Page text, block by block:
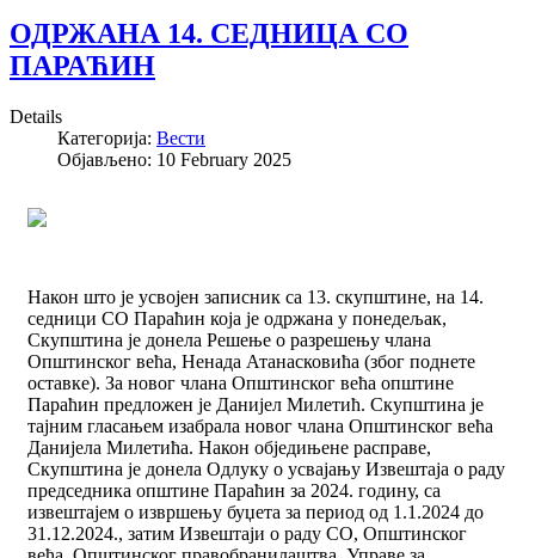
ОДРЖАНА 14. СЕДНИЦА СО
ПАРАЋИН
Details
Категорија: Вести
Објављено: 10 February 2025
Након што је усвојен записник са 13. скупштине, на 14.
седници СО Параћин која је одржана у понедељак,
Скупштина је донела Решење о разрешењу члана
Општинског већа, Ненада Атанасковића (због поднете
оставке). За новог члана Општинског већа општине
Параћин предложен је Данијел Милетић. Скупштина је
тајним гласањем изабрала новог члана Општинског већа
Данијела Милетића. Након обједињене расправе,
Скупштина је донела Одлуку о усвајању Извештаја о раду
председника општине Параћин за 2024. годину, са
извештајем о извршењу буџета за период од 1.1.2024 до
31.12.2024., затим Извештаји о раду СО, Општинског